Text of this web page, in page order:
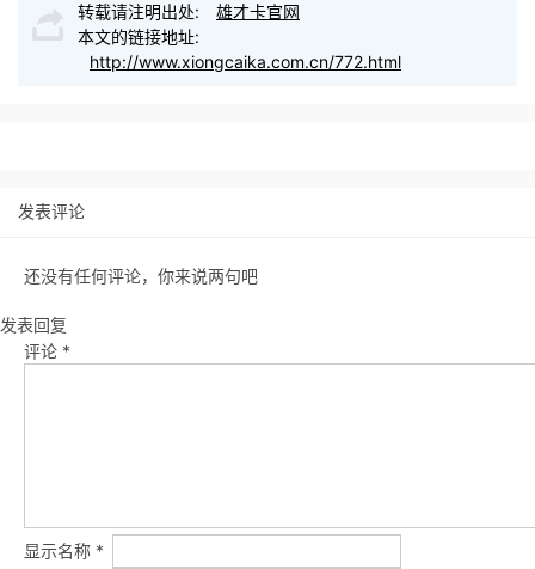
转载请注明出处:
雄才卡官网
本文的链接地址:
http://www.xiongcaika.com.cn/772.html
发表评论
还没有任何评论，你来说两句吧
发表回复
评论 *
显示名称 *